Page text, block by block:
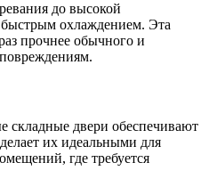
до высокой
охлаждением. Эта
прочнее обычного и
складные двери обеспечивают
их идеальными для
где требуется